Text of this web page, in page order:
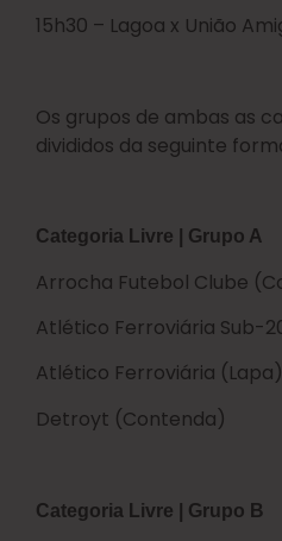
15h30 – Lagoa x União
Os grupos de ambas as
divididos da seguinte
Categoria Livre | Grupo A
Arrocha Futebol Clube
Atlético Ferroviária Sub-
Atlético Ferroviária (Lapa)
Detroyt (Contenda)
Categoria Livre | Grupo B